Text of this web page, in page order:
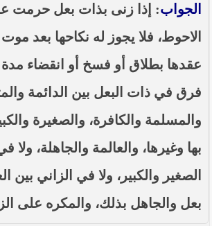
الجواب: إذا زنى بذات بعل حرمت
الاحوط، فلا يجوز له نكاحها بعد
عقدها بطلاق أو فسخ أو انقضاء مدة
فرق في ذات البعل بين الدائمة
والمسلمة والكافرة، والصغيرة
بها وغيرها، والعالمة والجاهلة، ولا
الصغير والكبير، ولا في الزاني بين
بعل والجاهل بذلك، والمكره على